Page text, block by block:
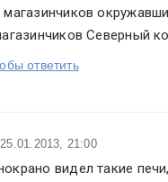
Северный
ответить
25.01.2013, 21:00
видел такие